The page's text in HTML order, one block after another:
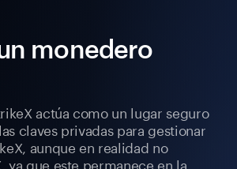
monedero
actúa como un lugar seguro
claves privadas para gestionar
aunque en realidad no
ya que este permanece en la